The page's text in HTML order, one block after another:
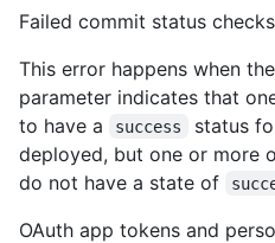
Failed commit status
This error happens when the
parameter indicates that
to have a
success
status
deployed, but one or more
do not have a state of
OAuth app tokens and